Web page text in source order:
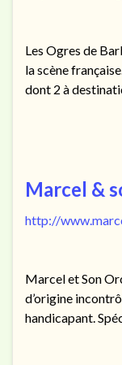
Les Ogres de
la scène
dont 2 à
Marcel &
http://
Marcel et Son
d’origine
handicapant.